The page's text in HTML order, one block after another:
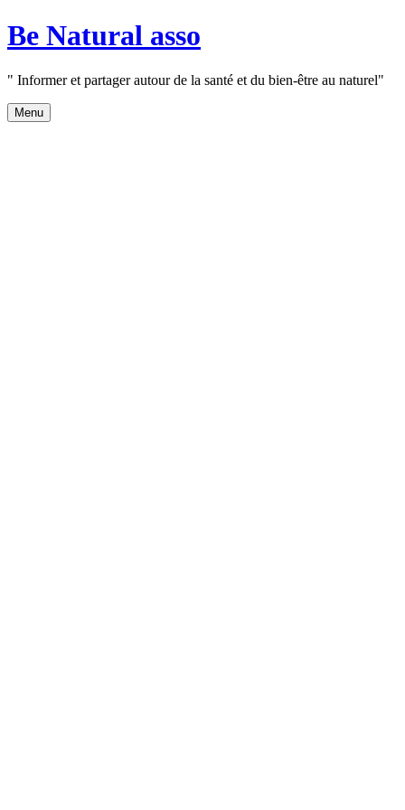
Aller
au
Be Natural asso
" Informer et partager autour de la santé et du bien-être au naturel"
Menu